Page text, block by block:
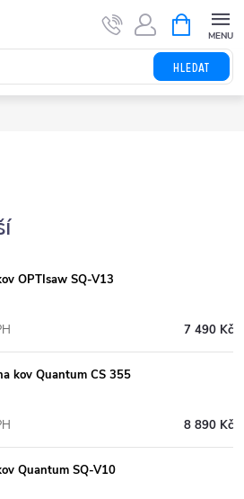
HLEDAT
NÁKUPNÍ
KOŠÍK
OPTIsaw SQ-V13
7 490 Kč
kov Quantum CS 355
8 890 Kč
Quantum SQ-V10